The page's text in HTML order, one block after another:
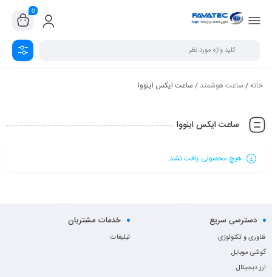
0
خانه/ ساعت هوشمند / ساعت ایکس اینووا
ساعت ایکس اینووا
هیچ محصولی یافت نشد.
دسترسی سریع
فناوری و تکنولوژی
گوشی موبایل
ارز دیجیتال
خدمات مشتریان
تبلیغات